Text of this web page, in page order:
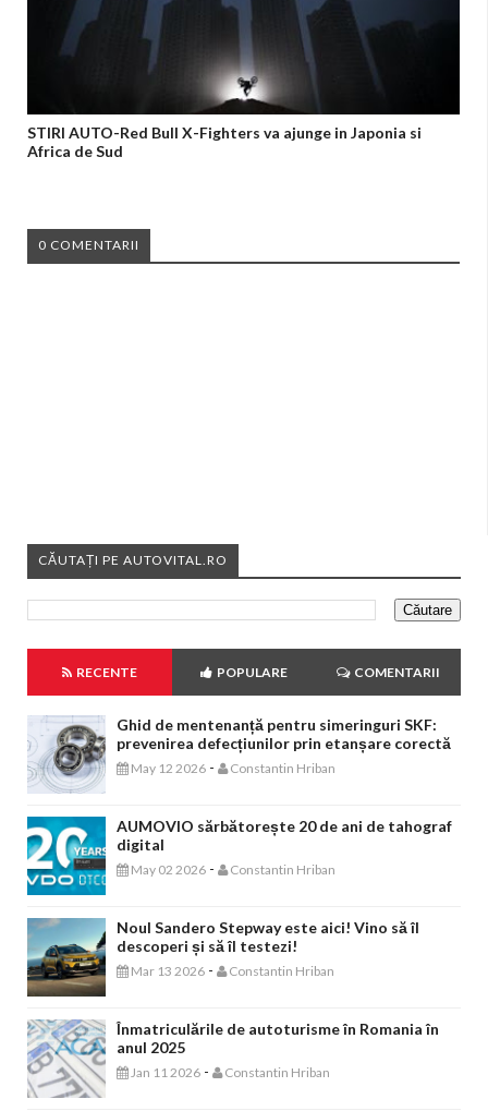
STIRI AUTO-Red Bull X-Fighters va ajunge in Japonia si
Africa de Sud
0 COMENTARII
CĂUTAȚI PE AUTOVITAL.RO
RECENTE POPULARE COMENTARII
Ghid de mentenanță pentru simeringuri SKF:
prevenirea defecțiunilor prin etanșare corectă
May 12 2026 - Constantin Hriban
AUMOVIO sărbătorește 20 de ani de tahograf
digital
May 02 2026 - Constantin Hriban
Noul Sandero Stepway este aici! Vino să îl
descoperi și să îl testezi!
Mar 13 2026 - Constantin Hriban
Înmatriculările de autoturisme în Romania în
anul 2025
Jan 11 2026 - Constantin Hriban